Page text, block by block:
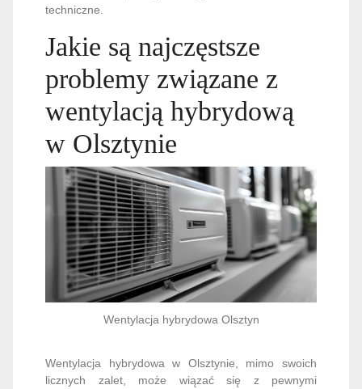
techniczne.
Jakie są najczęstsze
problemy związane z
wentylacją hybrydową
w Olsztynie
Wentylacja hybrydowa Olsztyn
Wentylacja hybrydowa w Olsztynie, mimo swoich
licznych zalet, może wiązać się z pewnymi